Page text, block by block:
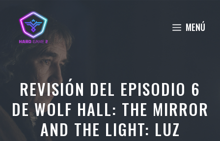
contenido
MENÚ
REVISIÓN DEL EPISODIO 6
DE WOLF HALL: THE MIRROR
AND THE LIGHT: LUZ